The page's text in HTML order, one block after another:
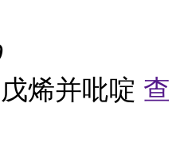
烯并吡啶 查